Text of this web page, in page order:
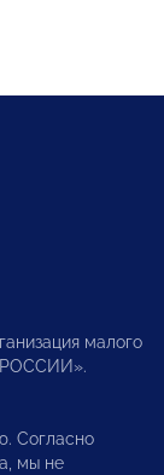
малого
РОССИИ».
Согласно
мы не